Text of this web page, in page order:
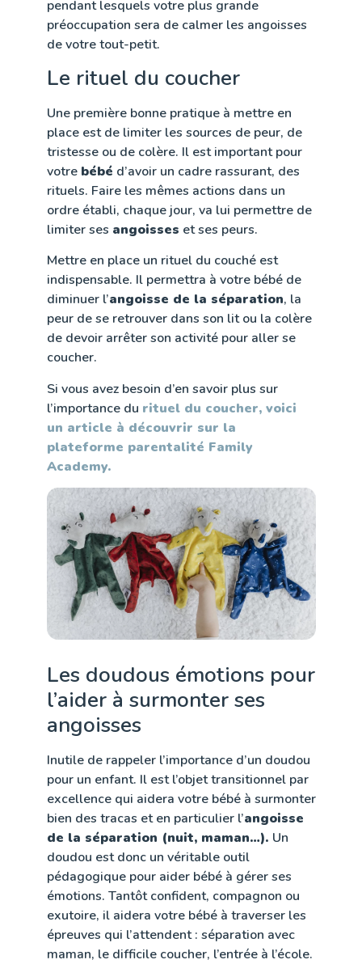
pendant lesquels votre plus grande
préoccupation sera de calmer les angoisses
de votre tout-petit.
Le rituel du coucher
Une première bonne pratique à mettre en
place est de limiter les sources de peur, de
tristesse ou de colère. Il est important pour
votre bébé d’avoir un cadre rassurant, des
rituels. Faire les mêmes actions dans un
ordre établi, chaque jour, va lui permettre de
limiter ses angoisses et ses peurs.
Mettre en place un rituel du couché est
indispensable. Il permettra à votre bébé de
diminuer l’angoisse de la séparation, la
peur de se retrouver dans son lit ou la colère
de devoir arrêter son activité pour aller se
coucher.
Si vous avez besoin d’en savoir plus sur
l’importance du rituel du coucher, voici
un article à découvrir sur la
plateforme parentalité Family
Academy.
Les doudous émotions pour
l’aider à surmonter ses
angoisses
Inutile de rappeler l’importance d’un doudou
pour un enfant. Il est l’objet transitionnel par
excellence qui aidera votre bébé à surmonter
bien des tracas et en particulier l’angoisse
de la séparation (nuit, maman…). Un
doudou est donc un véritable outil
pédagogique pour aider bébé à gérer ses
émotions. Tantôt confident, compagnon ou
exutoire, il aidera votre bébé à traverser les
épreuves qui l’attendent : séparation avec
maman, le difficile coucher, l’entrée à l’école.